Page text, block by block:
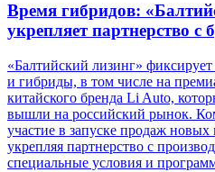
Время гибридов:
укрепляет партнерство с
«Балтийский лизинг»
и гибриды, в том числе на
китайского бренда Li Auto,
вышли на российский рынок.
участие в запуске продаж
укрепляя партнерство с
специальные условия и